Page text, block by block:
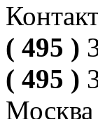
( 495 )
( 495 )
Москва